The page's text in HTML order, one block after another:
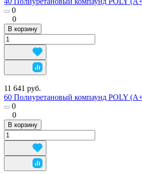
0
0
В корзину
11 641 руб.
60 Полиуретановый компаунд POLY
0
0
В корзину